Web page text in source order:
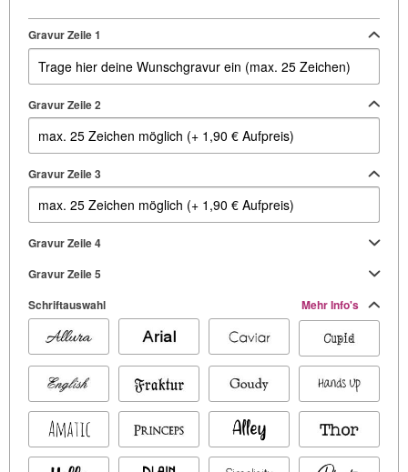
Gravur Zeile 1
Gravur Zeile 2
Gravur Zeile 3
Gravur Zeile 4
Gravur Zeile 5
Schriftauswahl
Mehr Info's